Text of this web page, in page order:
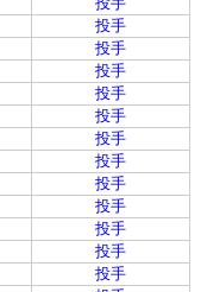
投手
投手
投手
投手
投手
投手
投手
投手
投手
投手
投手
投手